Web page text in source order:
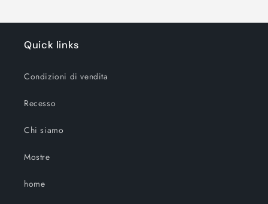
Quick links
Condizioni di vendita
Recesso
Chi siamo
Mostre
home